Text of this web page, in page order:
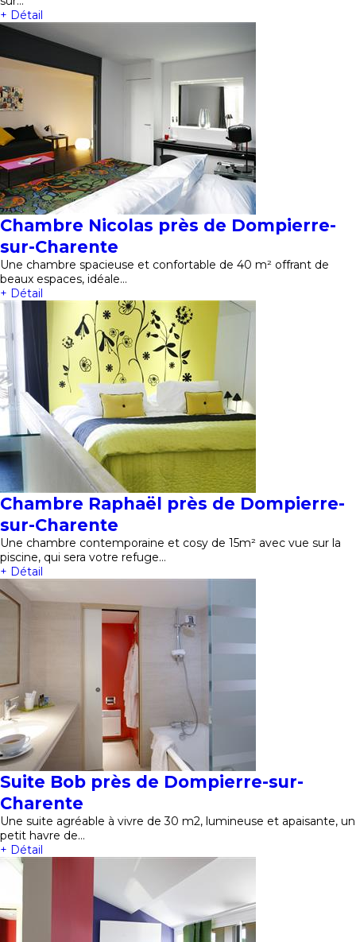
+ Détail
Chambre Nicolas près de Dompierre-
sur-Charente
Une chambre spacieuse et confortable de 40 m² offrant de
beaux espaces, idéale…
+ Détail
Chambre Raphaël près de Dompierre-
sur-Charente
Une chambre contemporaine et cosy de 15m² avec vue sur la
piscine, qui sera votre refuge…
+ Détail
Suite Bob près de Dompierre-sur-
Charente
Une suite agréable à vivre de 30 m2, lumineuse et apaisante, un
petit havre de…
+ Détail